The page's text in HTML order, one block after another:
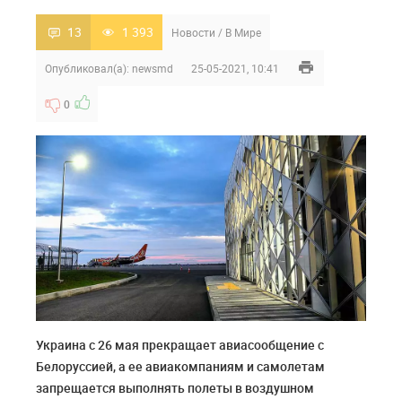
13 1 393 Новости / В Мире
Опубликовал(а): newsmd 25-05-2021, 10:41
0
Украина с 26 мая прекращает авиасообщение с
Белоруссией, а ее авиакомпаниям и самолетам
запрещается выполнять полеты в воздушном